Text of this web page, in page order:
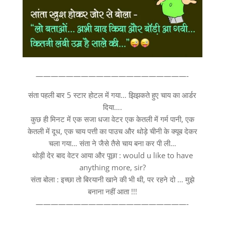
————————————————————-
संता पहली बार 5 स्टार होटल में गया… झिझकते हुए चाय का आर्डर
दिया….
कुछ ही मिनट में एक सजा धजा वेटर एक केतली में गर्म पानी, एक
केतली में दूध, एक चाय पत्ती का पाउच और थोड़े चीनी के क्यूब देकर
चला गया… संता ने जैसे तैसे चाय बना कर पी ली…
थोड़ी देर बाद वेटर आया और पूछा : would u like to have
anything more, sir?
संता बोला : इच्छा तो बिरयानी खाने की भी थी, पर रहने दो … मुझे
बनाना नहीं आता !!!
————————————————————-